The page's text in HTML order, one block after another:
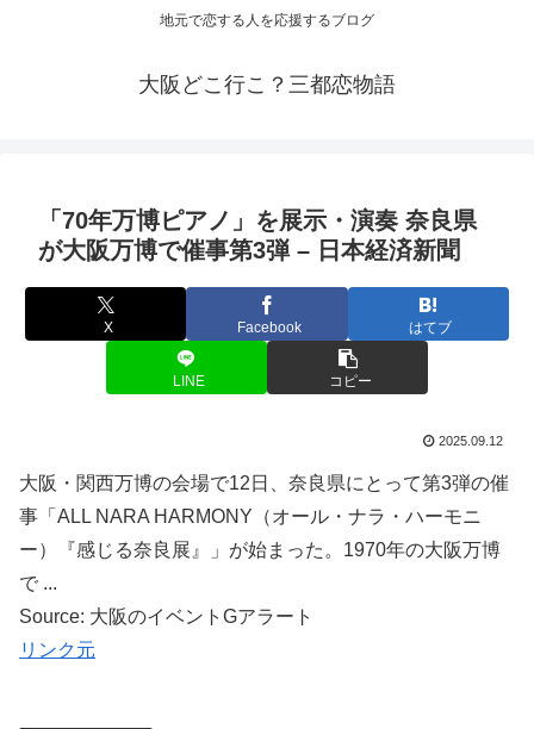
地元で恋する人を応援するブログ
大阪どこ行こ？三都恋物語
「70年万博ピアノ」を展示・演奏 奈良県
が大阪万博で催事第3弾 – 日本経済新聞
X Facebook はてブ
LINE コピー
2025.09.12
大阪・関西万博の会場で12日、奈良県にとって第3弾の催
事「ALL NARA HARMONY（オール・ナラ・ハーモニ
ー）『感じる奈良展』」が始まった。1970年の大阪万博
で ...
Source: 大阪のイベントGアラート
リンク元